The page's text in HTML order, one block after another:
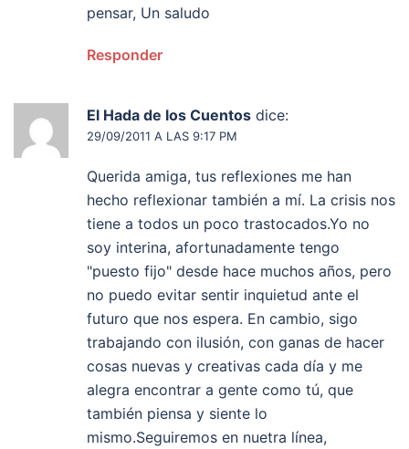
pensar, Un saludo
Responder
El Hada de los Cuentos dice:
29/09/2011 A LAS 9:17 PM
Querida amiga, tus reflexiones me han
hecho reflexionar también a mí. La crisis nos
tiene a todos un poco trastocados.Yo no
soy interina, afortunadamente tengo
"puesto fijo" desde hace muchos años, pero
no puedo evitar sentir inquietud ante el
futuro que nos espera. En cambio, sigo
trabajando con ilusión, con ganas de hacer
cosas nuevas y creativas cada día y me
alegra encontrar a gente como tú, que
también piensa y siente lo
mismo.Seguiremos en nuetra línea,